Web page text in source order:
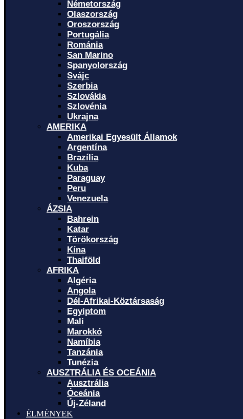
Németország
Olaszország
Oroszország
Portugália
Románia
San Marino
Spanyolország
Svájc
Szerbia
Szlovákia
Szlovénia
Ukrajna
AMERIKA
Amerikai Egyesült Államok
Argentína
Brazília
Kuba
Paraguay
Peru
Venezuela
ÁZSIA
Bahrein
Katar
Törökország
Kína
Thaiföld
AFRIKA
Algéria
Angola
Dél-Afrikai-Köztársaság
Egyiptom
Mali
Marokkó
Namíbia
Tanzánia
Tunézia
AUSZTRÁLIA ÉS OCEÁNIA
Ausztrália
Óceánia
Új-Zéland
ÉLMÉNYEK